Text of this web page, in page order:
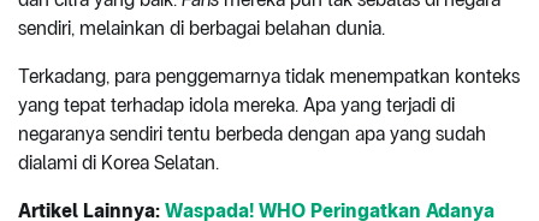
sendiri, melainkan di berbagai belahan dunia.
Terkadang, para penggemarnya tidak menempatkan konteks
yang tepat terhadap idola mereka. Apa yang terjadi di
negaranya sendiri tentu berbeda dengan apa yang sudah
dialami di Korea Selatan.
Artikel Lainnya: Waspada! WHO Peringatkan Adanya